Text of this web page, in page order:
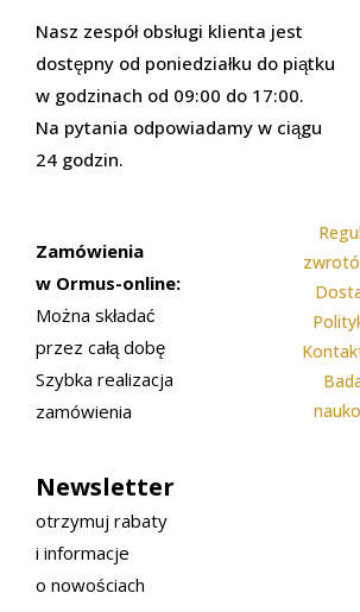
Nasz zespół obsługi klienta jest
dostępny od poniedziałku do piątku
w godzinach od 09:00 do 17:00.
Na pytania odpowiadamy w ciągu
24 godzin.
Zamówienia
w Ormus-online:
Można składać
przez całą dobę
Szybka realizacja
zamówienia
Newsletter
otrzymuj rabaty
i informacje
o nowościach